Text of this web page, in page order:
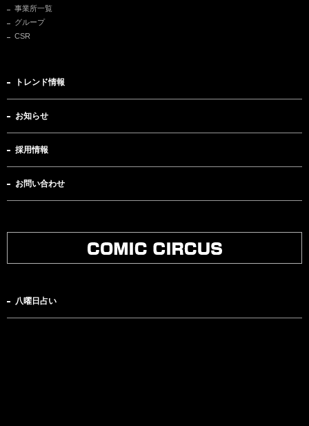
事業所一覧
グループ
CSR
トレンド情報
お知らせ
採用情報
お問い合わせ
八曜日占い